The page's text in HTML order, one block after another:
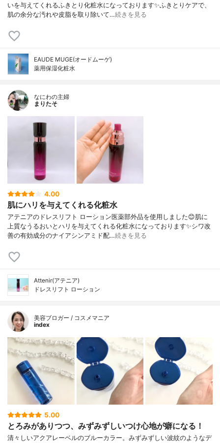
いを与えてくれるふきとり化粧水になっております✨ふきとりケアで、
肌の余分な汚れや皮脂を取り除いて…続きを見る
EAUDE MUGE(オードムーゲ)
薬用保湿化粧水
なにわの主婦
まりたそ
4.00
肌にハリを与えてくれる化粧水
アテニアのドレスリフト ローション医薬部外品を使用しました😊肌に
上質なうるおいとハリを与えてくれる化粧水になっております✨シワ改
善の有効成分のナイアシンアミド配…続きを見る
Attenir(アテニア)
ドレスリフト ローション
美容ブロガー / コスメマニア
index
5.00
とろみがありつつ、みずみずしいつけ心地が癖になる！
清々しいアクアレーベルのブルーカラー。みずみずしい波紋のようなデ